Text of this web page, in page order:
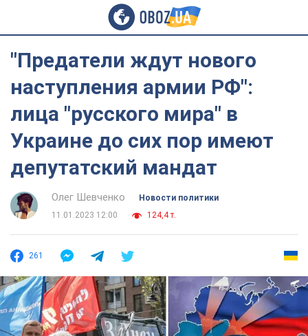
"Предатели ждут нового
наступления армии РФ":
лица "русского мира" в
Украине до сих пор имеют
депутатский мандат
Олег Шевченко
Новости политики
11.01.2023 12:00
124,4 т.
261